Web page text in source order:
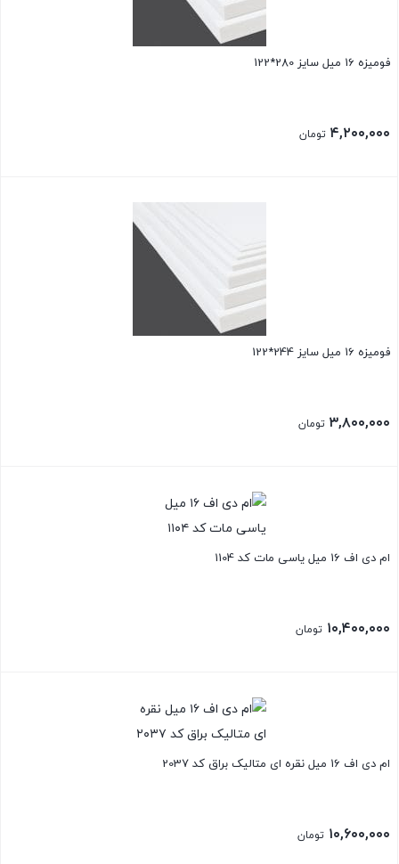
فومیزه 16 میل سایز 280*122
۴,۲۰۰,۰۰۰ تومان
فومیزه 16 میل سایز 244*122
۳,۸۰۰,۰۰۰ تومان
ام دی اف 16 میل یاسی مات کد 1104
۱۰,۴۰۰,۰۰۰ تومان
ام دی اف 16 میل نقره ای متالیک براق کد 2037
۱۰,۶۰۰,۰۰۰ تومان